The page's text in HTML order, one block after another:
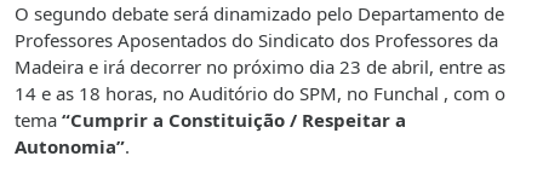
O segundo debate será dinamizado pelo Departamento de
Professores Aposentados do Sindicato dos Professores da
Madeira e irá decorrer no próximo dia 23 de abril, entre as
14 e as 18 horas, no Auditório do SPM, no Funchal , com o
tema “Cumprir a Constituição / Respeitar a
Autonomia”.